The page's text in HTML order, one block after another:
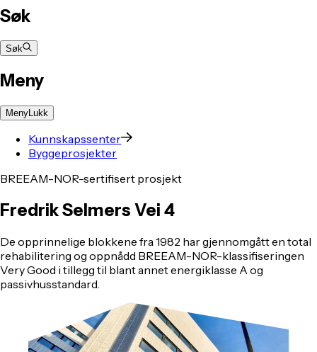
Søk
Søk
Meny
MenyLukk
Kunnskapssenter
Byggeprosjekter
BREEAM-NOR-sertifisert prosjekt
FredrikSelmers Vei 4
De opprinnelige blokkene fra 1982 har gjennomgått en total
rehabilitering og oppnådd BREEAM-NOR-klassifiseringen
Very Good i tillegg til blant annet energiklasse A og
passivhusstandard.